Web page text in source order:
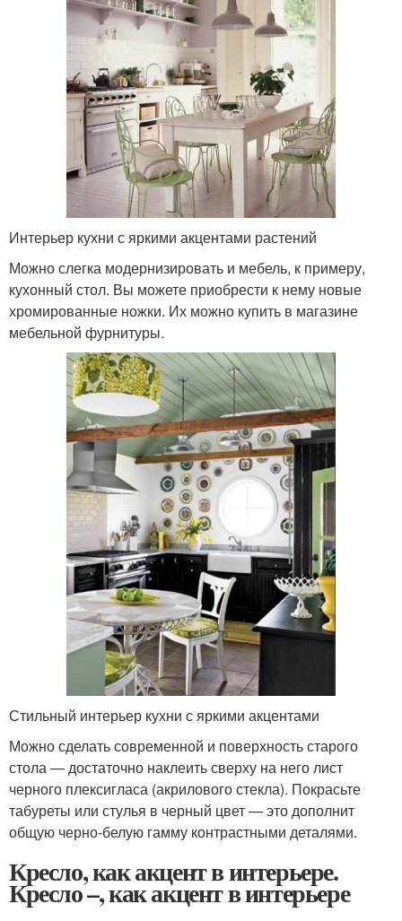
Интерьер кухни с яркими акцентами растений
Можно слегка модернизировать и мебель, к примеру,
кухонный стол. Вы можете приобрести к нему новые
хромированные ножки. Их можно купить в магазине
мебельной фурнитуры.
Стильный интерьер кухни с яркими акцентами
Можно сделать современной и поверхность старого
стола — достаточно наклеить сверху на него лист
черного плексигласа (акрилового стекла). Покрасьте
табуреты или стулья в черный цвет — это дополнит
общую черно-белую гамму контрастными деталями.
Кресло, как акцент в интерьере.
Кресло –, как акцент в интерьере